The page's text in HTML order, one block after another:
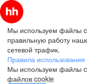
Мы используем файлы
правильную работу
сетевой трафик.
Правила
Мы используем файлы
файлов cookie